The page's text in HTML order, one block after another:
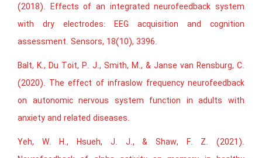
(2018). Effects of an integrated neurofeedback system
with dry electrodes: EEG acquisition and cognition
assessment. Sensors, 18(10), 3396.
Balt, K., Du Toit, P. J., Smith, M., & Janse van Rensburg, C.
(2020). The effect of infraslow frequency neurofeedback
on autonomic nervous system function in adults with
anxiety and related diseases.
Yeh, W. H., Hsueh, J. J., & Shaw, F. Z. (2021).